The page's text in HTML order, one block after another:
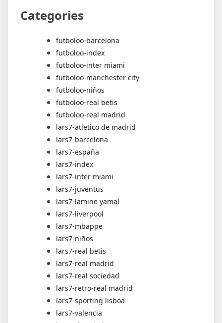
Categories
futboloo-barcelona
futboloo-index
futboloo-inter miami
futboloo-manchester city
futboloo-niños
futboloo-real betis
futboloo-real madrid
lars7-atletico de madrid
lars7-barcelona
lars7-españa
lars7-index
lars7-inter miami
lars7-juventus
lars7-lamine yamal
lars7-liverpool
lars7-mbappe
lars7-niños
lars7-real betis
lars7-real madrid
lars7-real sociedad
lars7-retro-real madrid
lars7-sporting lisboa
lars7-valencia